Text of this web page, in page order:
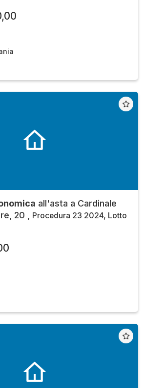
all'asta a Cardinale
20 ,
Procedura 23 2024, Lotto